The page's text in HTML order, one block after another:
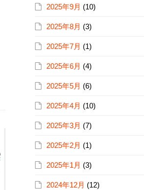
2025年9月 (10)
2025年8月 (3)
2025年7月 (1)
2025年6月 (4)
2025年5月 (6)
2025年4月 (10)
2025年3月 (7)
2025年2月 (1)
2025年1月 (3)
2024年12月 (12)